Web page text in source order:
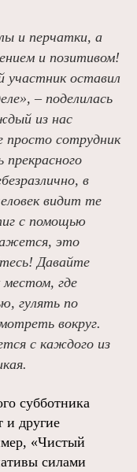
и перчатки, а
и позитивом!
оставил
– поделилась
из нас
сотрудник
в
видит те
с помощью
это
Давайте
где
гулять по
вокруг.
с каждого из
субботника
и другие
«Чистый
силами